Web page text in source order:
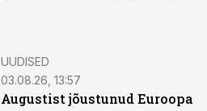
UUDISED
03.08.26, 13:57
Augustist jõustunud Euroopa